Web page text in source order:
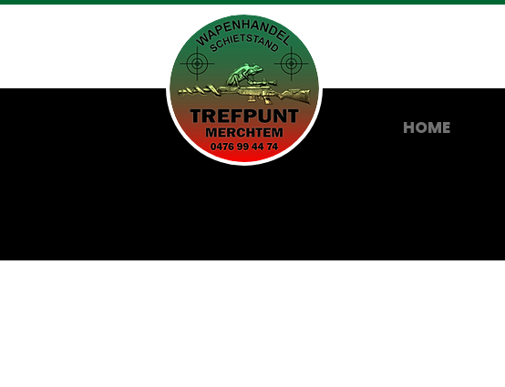
HOME